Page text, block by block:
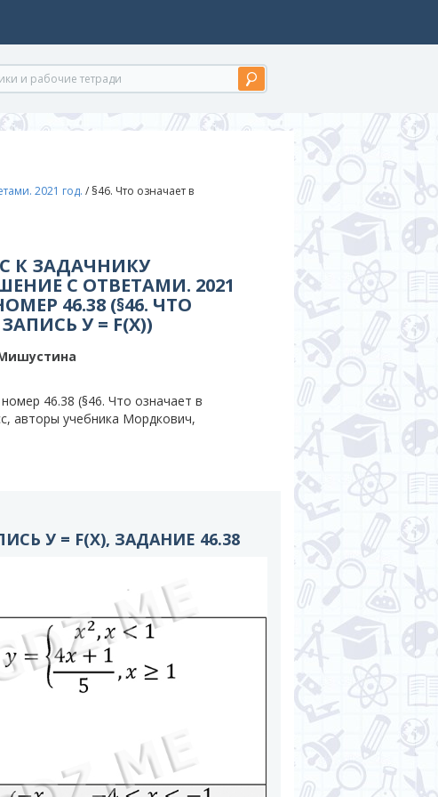
2021 год. /§46. Что означает в
К ЗАДАЧНИКУ
С ОТВЕТАМИ. 2021
46.38 (§46. ЧТО
У = F(X))
46.38 (§46. Что означает в
авторы учебника Мордкович,
У = F(X), ЗАДАНИЕ 46.38